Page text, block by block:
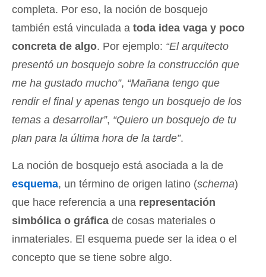
completa. Por eso, la noción de bosquejo
también está vinculada a toda idea vaga y poco
concreta de algo. Por ejemplo: “El arquitecto
presentó un bosquejo sobre la construcción que
me ha gustado mucho”, “Mañana tengo que
rendir el final y apenas tengo un bosquejo de los
temas a desarrollar”, “Quiero un bosquejo de tu
plan para la última hora de la tarde”.
La noción de bosquejo está asociada a la de
esquema, un término de origen latino (schema)
que hace referencia a una representación
simbólica o gráfica de cosas materiales o
inmateriales. El esquema puede ser la idea o el
concepto que se tiene sobre algo.